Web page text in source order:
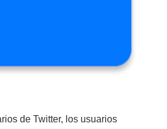
de Twitter, los usuarios